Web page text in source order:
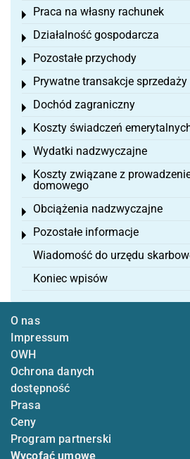
Praca na własny rachunek
Toggle menu
Działalność gospodarcza
Toggle menu
Pozostałe przychody
Toggle menu
Prywatne transakcje sprzedaży
Toggle menu
Dochód zagraniczny
Toggle menu
Koszty świadczeń
Toggle menu
Wydatki nadzwyczajne
Toggle menu
Koszty związane z
domowego
Toggle menu
Obciążenia nadzwyczajne
Toggle menu
Pozostałe informacje
Toggle menu
Wiadomość do urzędu
Koniec wpisów
O nas
Impressum
OWH
Ochrona danych
dostępność
Prasa
Ceny
Program partnerski
Wycofać umowę